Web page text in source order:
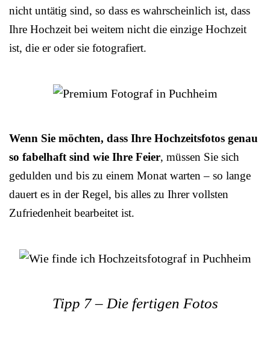
nicht untätig sind, so dass es wahrscheinlich ist, dass
Ihre Hochzeit bei weitem nicht die einzige Hochzeit
ist, die er oder sie fotografiert.
Wenn Sie möchten, dass Ihre Hochzeitsfotos genau
so fabelhaft sind wie Ihre Feier, müssen Sie sich
gedulden und bis zu einem Monat warten – so lange
dauert es in der Regel, bis alles zu Ihrer vollsten
Zufriedenheit bearbeitet ist.
Tipp 7 – Die fertigen Fotos